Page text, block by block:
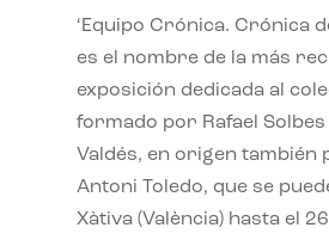
‘Equipo Crónica. Crónica
es el nombre de la más
exposición dedicada al
formado por Rafael Solbes
Valdés, en origen también
Antoni Toledo, que se
Xàtiva (València) hasta el